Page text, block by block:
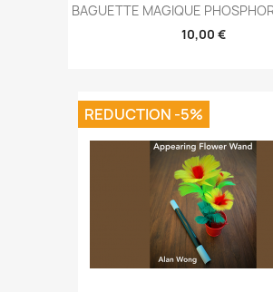
BAGUETTE MAGIQUE
10,00 €
REDUCTION -5%